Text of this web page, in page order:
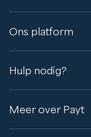
Ons platform
Hulp nodig?
Meer over Payt